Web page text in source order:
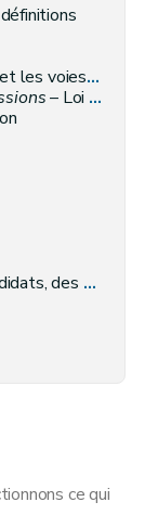
de la loi du 15 juin 2006
– Loi du 16 février 2017, art. 7) atteignant les seuils européens
des soumissionnaires
ce qui